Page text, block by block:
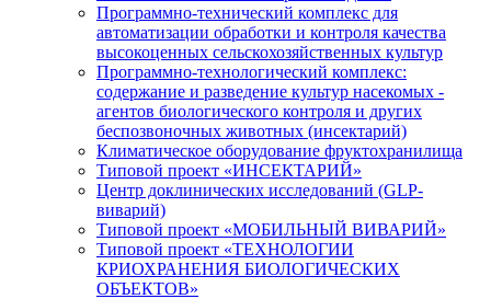
Программно-технический комплекс для
автоматизации обработки и контроля качества
высокоценных сельскохозяйственных культур
Программно-технологический комплекс:
содержание и разведение культур насекомых -
агентов биологического контроля и других
беспозвоночных животных (инсектарий)
Климатическое оборудование фруктохранилища
Типовой проект «ИНСЕКТАРИЙ»
Центр доклинических исследований (GLP-
виварий)
Типовой проект «МОБИЛЬНЫЙ ВИВАРИЙ»
Типовой проект «ТЕХНОЛОГИИ
КРИОХРАНЕНИЯ БИОЛОГИЧЕСКИХ
ОБЪЕКТОВ»